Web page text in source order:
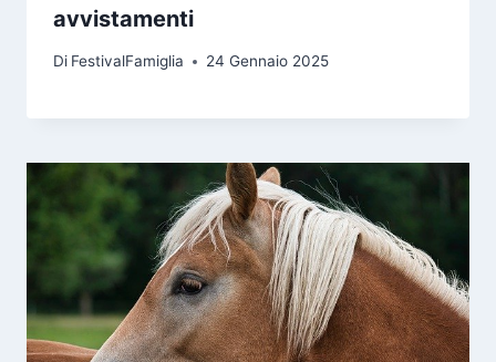
avvistamenti
Di FestivalFamiglia 24 Gennaio 2025